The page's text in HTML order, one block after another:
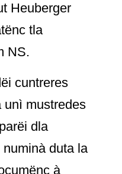
Heuberger
tla
NS.
cuntreres
unì mustredes
dla
numinà duta la
à